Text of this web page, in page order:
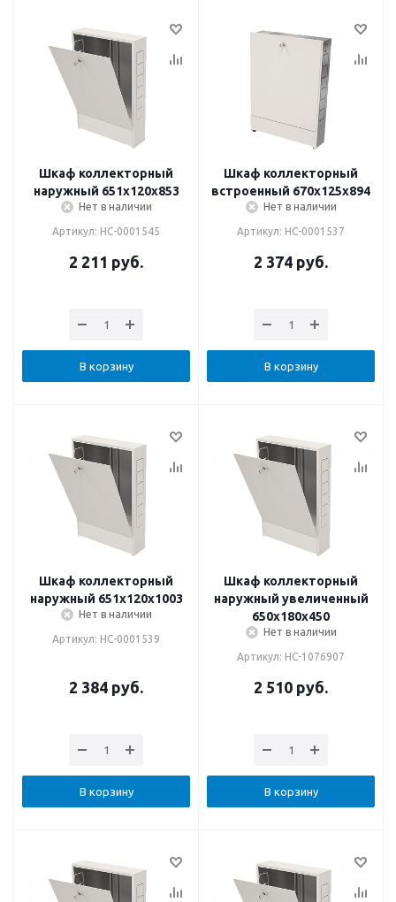
Шкаф коллекторный
наружный 651х120х853
Нет в наличии
Артикул: НС-0001545
2 211 руб.
В корзину
Шкаф коллекторный
встроенный 670х125х894
Нет в наличии
Артикул: НС-0001537
2 374 руб.
В корзину
Шкаф коллекторный
наружный 651х120х1003
Нет в наличии
Артикул: НС-0001539
2 384 руб.
В корзину
Шкаф коллекторный
наружный увеличенный
650х180х450
Нет в наличии
Артикул: НС-1076907
2 510 руб.
В корзину